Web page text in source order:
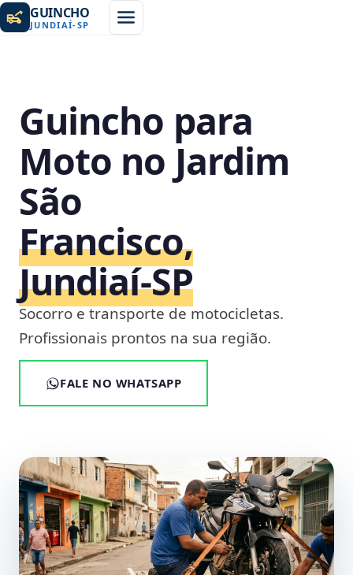
GUINCHO
JUNDIAÍ-SP
Guincho para
Moto no Jardim
São
Francisco,
Jundiaí‑SP
Socorro e transporte de motocicletas.
Profissionais prontos na sua região.
FALE NO WHATSAPP